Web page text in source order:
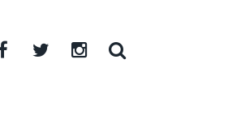
FacebookTwitterInstagram